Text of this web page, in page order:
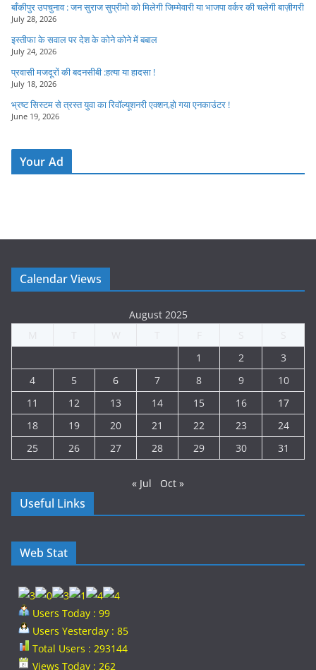
बाँकीपुर उपचुनाव : जन सुराज सुप्रीमो को मिलेगी जिम्मेवारी या भाजपा वर्कर की चलेगी बाज़ीगरी
July 28, 2026
इस्तीफा के सवाल पर देश के कोने कोने में बबाल
July 24, 2026
प्रवासी मजदूरों की बदनसीबी :हत्या या हादसा !
July 18, 2026
भ्रष्ट सिस्टम से त्रस्त युवा का रिवॉल्यूशनरी एक्शन,हो गया एनकाउंटर !
June 19, 2026
Your Ad
Calendar Views
August 2025
1
2
3
4
5 6 7 8 9
10
11
12 13 14 15 16
17
18
19 20 21 22 23
24
25
26 27 28 29 30 31
« Jul Oct »
Useful Links
Web Stat
Users Today : 99
Users Yesterday : 85
Total Users : 293144
Views Today : 262